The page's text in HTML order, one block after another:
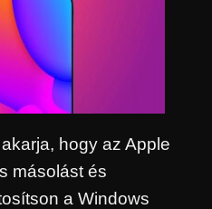
hogy az Apple
másolást és
a Windows